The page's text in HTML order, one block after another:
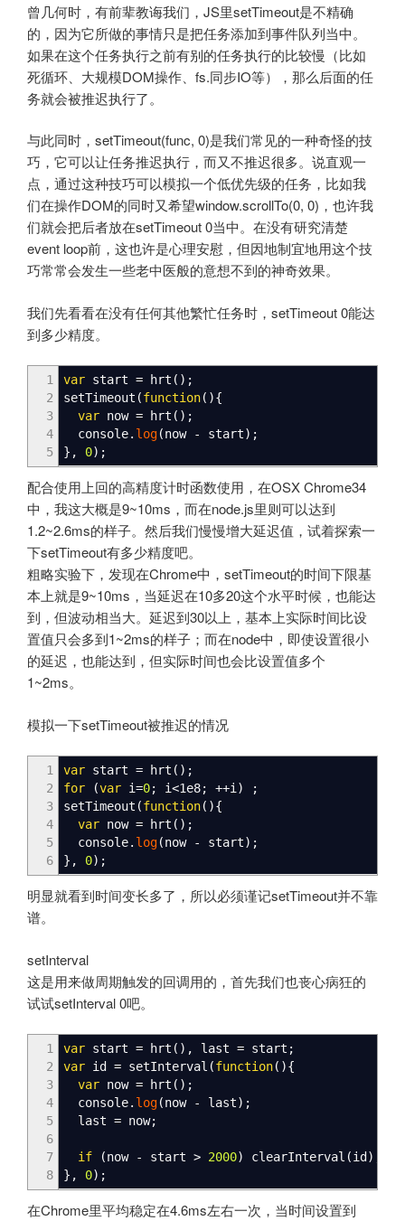
曾几何时，有前辈教诲我们，JS里setTimeout是不精确
的，因为它所做的事情只是把任务添加到事件队列当中。
如果在这个任务执行之前有别的任务执行的比较慢（比如
死循环、大规模DOM操作、fs.同步IO等），那么后面的任
务就会被推迟执行了。
与此同时，setTimeout(func, 0)是我们常见的一种奇怪的技
巧，它可以让任务推迟执行，而又不推迟很多。说直观一
点，通过这种技巧可以模拟一个低优先级的任务，比如我
们在操作DOM的同时又希望window.scrollTo(0, 0)，也许我
们就会把后者放在setTimeout 0当中。在没有研究清楚
event loop前，这也许是心理安慰，但因地制宜地用这个技
巧常常会发生一些老中医般的意想不到的神奇效果。
我们先看看在没有任何其他繁忙任务时，setTimeout 0能达
到多少精度。
1
2
3
4
5
var start = hrt ( ) ;
setTimeout (function( ){
var now = hrt ( ) ;
console. log(now - start) ;
} , 0) ;
配合使用上回的高精度计时函数使用，在OSX Chrome34
中，我这大概是9~10ms，而在node.js里则可以达到
1.2~2.6ms的样子。然后我们慢慢增大延迟值，试着探索一
下setTimeout有多少精度吧。
粗略实验下，发现在Chrome中，setTimeout的时间下限基
本上就是9~10ms，当延迟在10多20这个水平时候，也能达
到，但波动相当大。延迟到30以上，基本上实际时间比设
置值只会多到1~2ms的样子；而在node中，即使设置很小
的延迟，也能达到，但实际时间也会比设置值多个
1~2ms。
模拟一下setTimeout被推迟的情况
1
2
3
4
5
6
var start = hrt ( ) ;
for
(var i=0; i<1e8; ++i)
;
setTimeout (function( ){
var now = hrt ( ) ;
console. log(now - start) ;
} , 0) ;
明显就看到时间变长多了，所以必须谨记setTimeout并不靠
谱。
setInterval
这是用来做周期触发的回调用的，首先我们也丧心病狂的
试试setInterval 0吧。
1
2
3
4
5
6
7
8
var start = hrt ( ) , last = start ;
var id = setInterval (function( ){
var now = hrt ( ) ;
console. log(now - last) ;
last = now;
if (now - start > 2000) clearInterval (id )
} , 0) ;
在Chrome里平均稳定在4.6ms左右一次，当时间设置到